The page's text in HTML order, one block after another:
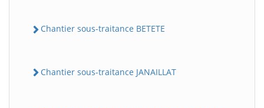
Chantier sous-traitance BETETE
Chantier sous-traitance JANAILLAT